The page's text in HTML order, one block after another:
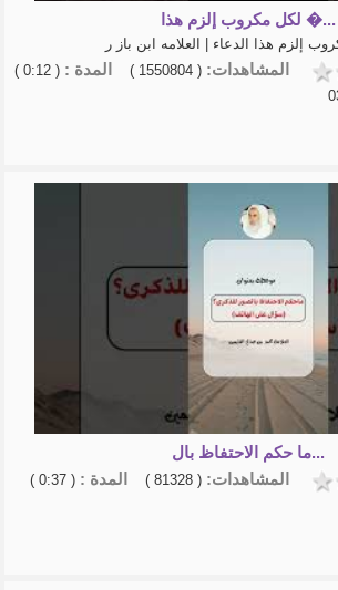
لكل مكروب إلزم هذا �...
المشاهدات: ( 1550804 ) المدة : ( 0:12 )
ما حكم الاحتفاظ بال...
المشاهدات: ( 81328 ) المدة : ( 0:37 )